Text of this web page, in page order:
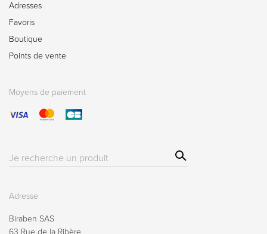
Adresses
Favoris
Boutique
Points de vente
Moyens de paiement
Résultat(s)
Sear
ch
Adresse
Biraben SAS